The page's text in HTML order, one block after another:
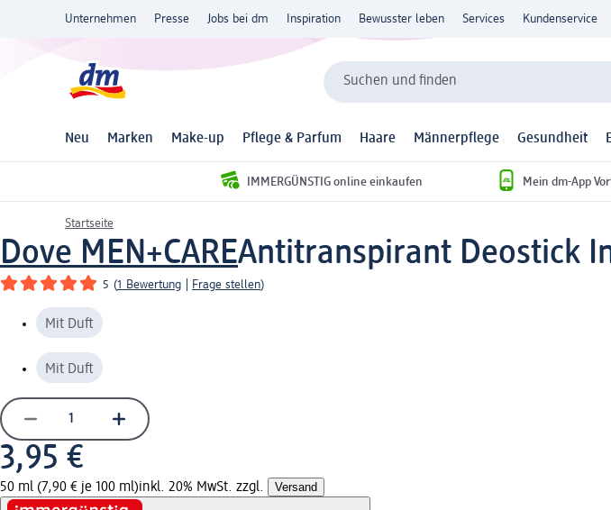
Unternehmen Presse Jobs bei dm Inspiration Bewusster leben Services Kundenservice
Suchen und finden
Neu Marken Make-up Pflege & Parfum Haare Männerpflege Gesundheit
IMMERGÜNSTIG online einkaufen Mein dm-App
Startseite
Dove MEN+CAREAntitranspirant Deostick
5 (1 Bewertung Frage stellen)
Mit Duft
Mit Duft
3,95 €
50 ml (7,90 € je 100 ml)inkl. 20% MwSt. zzgl. Versand